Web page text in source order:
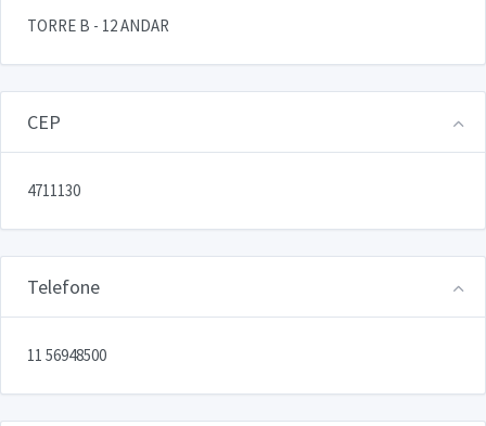
TORRE B - 12 ANDAR
CEP
4711130
Telefone
11 56948500